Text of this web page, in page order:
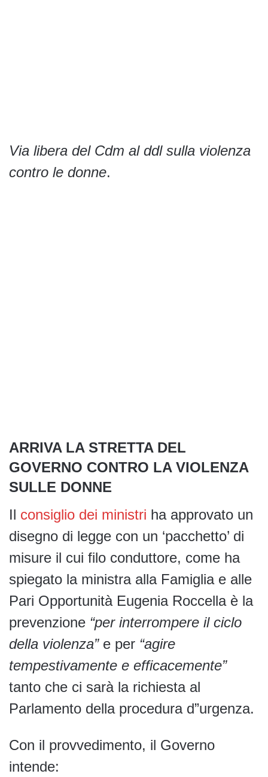
Via libera del Cdm al ddl sulla violenza
contro le donne.
ARRIVA LA STRETTA DEL
GOVERNO CONTRO LA VIOLENZA
SULLE DONNE
Il consiglio dei ministri ha approvato un
disegno di legge con un ‘pacchetto’ di
misure il cui filo conduttore, come ha
spiegato la ministra alla Famiglia e alle
Pari Opportunità Eugenia Roccella è la
prevenzione “per interrompere il ciclo
della violenza”e per “agire
tempestivamente e efficacemente”
tanto che ci sarà la richiesta al
Parlamento della procedura d”urgenza.
Con il provvedimento, il Governo
intende: